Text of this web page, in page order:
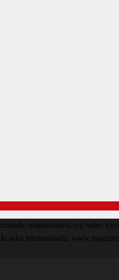
magazinsitesi.org haber
saklı tutulmaktadır.